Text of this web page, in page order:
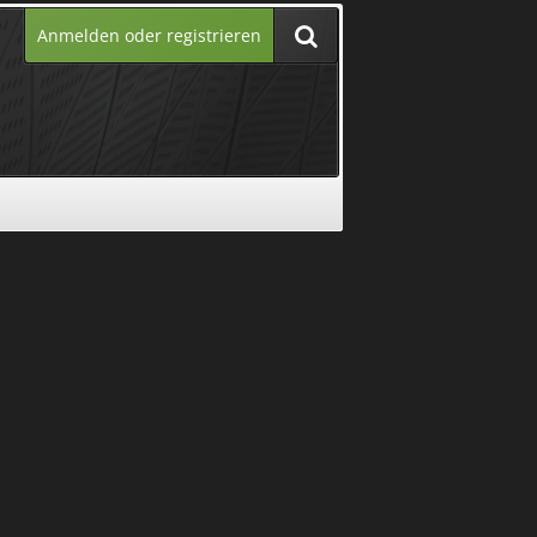
Anmelden oder registrieren